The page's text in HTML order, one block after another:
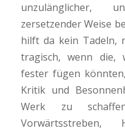
unzulänglicher,
zersetzender Weise
hilft da kein Tadeln,
tragisch, wenn die,
fester fügen
Kritik und
Werk zu
Vorwärtsstreben,